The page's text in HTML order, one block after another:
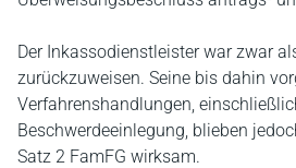
Der Inkassodienstleister war zwar
zurückzuweisen. Seine bis dahin
Verfahrenshandlungen,
Beschwerdeeinlegung, blieben
Satz 2 FamFG wirksam.